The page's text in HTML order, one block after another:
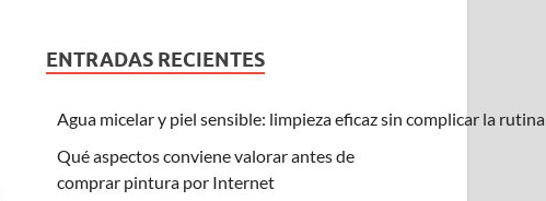
ENTRADAS RECIENTES
Agua micelar y piel sensible: limpieza eficaz sin complicar la
Qué aspectos conviene valorar antes de
comprar pintura por Internet